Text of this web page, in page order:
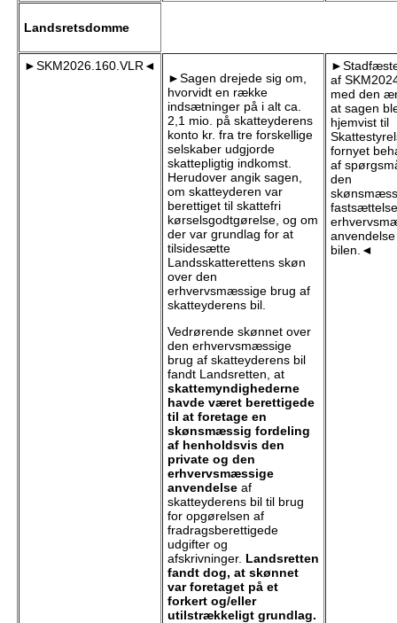
Landsretsdomme
►SKM2026.160.VLR◄
►Sagen drejede sig om,
hvorvidt en række
indsætninger på i alt ca.
2,1 mio. på skatteyderens
konto kr. fra tre forskellige
selskaber udgjorde
skattepligtig indkomst.
Herudover angik sagen,
om skatteyderen var
berettiget til skattefri
kørselsgodtgørelse, og om
der var grundlag for at
tilsidesætte
Landsskatterettens skøn
over den
erhvervsmæssige brug af
skatteyderens bil.
Vedrørende skønnet over
den erhvervsmæssige
brug af skatteyderens bil
fandt Landsretten, at
skattemyndighederne
havde været berettigede
til at foretage en
skønsmæssig fordeling
af henholdsvis den
private og den
erhvervsmæssige
anvendelse af
skatteyderens bil til brug
for opgørelsen af
fradragsberettigede
udgifter og
afskrivninger. Landsretten
fandt dog, at skønnet
var foretaget på et
forkert og/eller
utilstrækkeligt grundlag.
af
med den
at sagen
hjemvist til
fornyet
af
den
bilen.◄